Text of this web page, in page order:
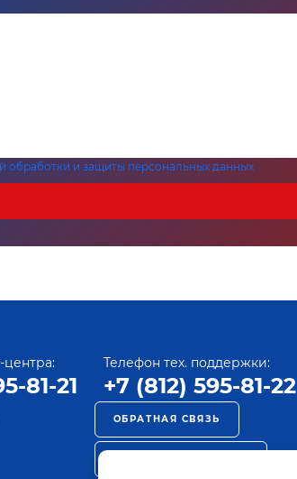
обработки и защиты персональных данных
центра:
81-21
Телефон тех. поддержки:
+7 (812) 595-81-22
ОБРАТНАЯ СВЯЗЬ